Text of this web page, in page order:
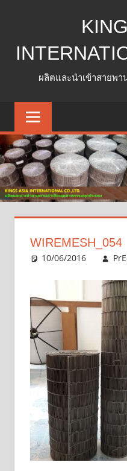
content
ผลิตและนำเข้าสายพา
WIREMESH_054
10/06/2016